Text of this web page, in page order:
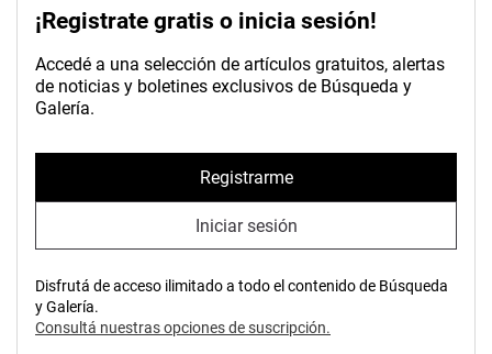
¡Registrate gratis o inicia sesión!
Accedé a una selección de artículos gratuitos, alertas
de noticias y boletines exclusivos de Búsqueda y
Galería.
Registrarme
Iniciar sesión
Disfrutá de acceso ilimitado a todo el contenido de Búsqueda
y Galería.
Consultá nuestras opciones de suscripción.